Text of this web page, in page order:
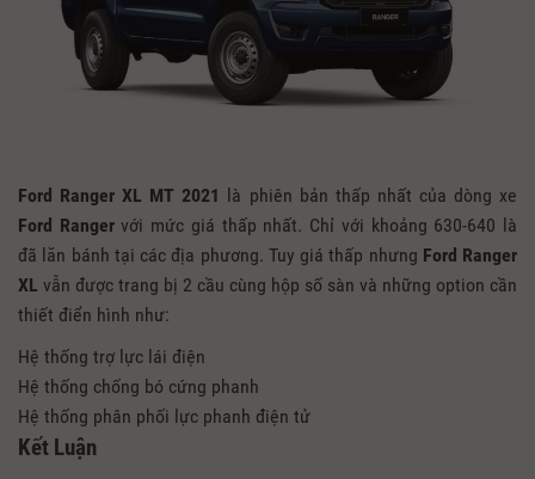
Ford Ranger XL MT 2021 là phiên bản thấp nhất của dòng xe
Ford Rangervới mức giá thấp nhất. Chỉ với khoảng 630-640 là
đã lăn bánh tại các địa phương. Tuy giá thấp nhưng Ford Ranger
XL vẫn được trang bị 2 cầu cùng hộp số sàn và những option cần
thiết điển hình như:
Hệ thống trợ lực lái điện
Hệ thống chống bó cứng phanh
Hệ thống phân phối lực phanh điện tử
Kết Luận